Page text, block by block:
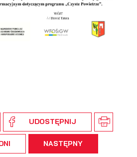
UDOSTĘPNIJ
NASTĘPNY
służą do prezentowania Ci naszych
analizy Twoich upodobań oraz